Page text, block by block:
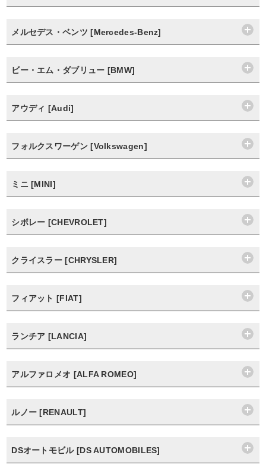
メルセデス・ベンツ [Mercedes-Benz]
ビー・エム・ダブリュー [BMW]
アウディ [Audi]
フォルクスワーゲン [Volkswagen]
ミニ [MINI]
シボレー [CHEVROLET]
クライスラー [CHRYSLER]
フィアット [FIAT]
ランチア [LANCIA]
アルファロメオ [ALFA ROMEO]
ルノー [RENAULT]
DSオートモビル [DS AUTOMOBILES]